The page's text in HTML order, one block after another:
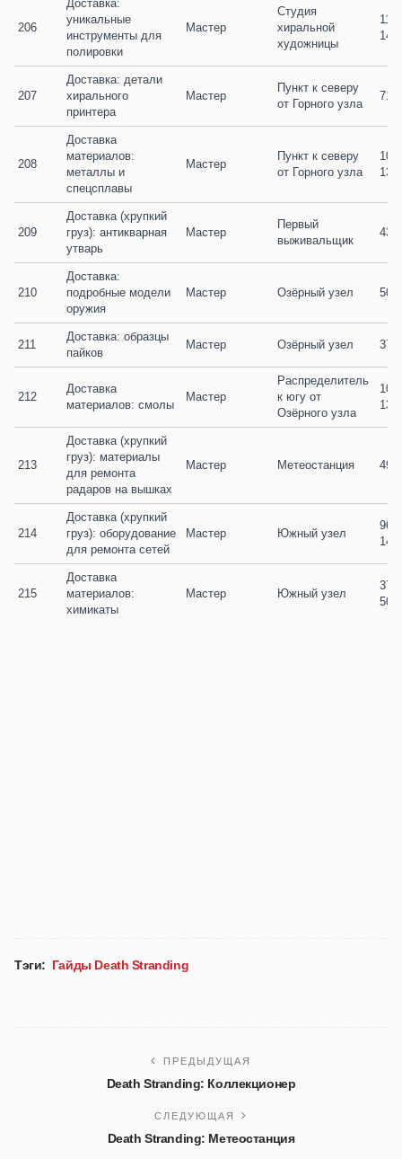
206
Доставка:
уникальные
инструменты для
полировки
Мастер
Студия
хиральной
художницы
110
140
207
Доставка: детали
хирального
принтера
Мастер
Пункт к северу
от Горного узла
71 /
208
Доставка
материалов:
металлы и
спецсплавы
Мастер
Пункт к северу
от Горного узла
101
134
209
Доставка (хрупкий
груз): антикварная
утварь
Мастер
Первый
выживальщик
43 /
210
Доставка:
подробные модели
оружия
Мастер Озёрный узел 50 /
211
Доставка: образцы
пайков
Мастер Озёрный узел 37 /
212
Доставка
материалов: смолы
Мастер
Распределитель
к югу от
Озёрного узла
101
134
213
Доставка (хрупкий
груз): материалы
для ремонта
радаров на вышках
Мастер Метеостанция 49 /
214
Доставка (хрупкий
груз): оборудование
для ремонта сетей
Мастер Южный узел
96 /
140
215
Доставка
материалов:
химикаты
Мастер Южный узел
371
504
Тэги: Гайды Death Stranding
ПРЕДЫДУЩАЯ
Death Stranding: Коллекционер
СЛЕДУЮЩАЯ
Death Stranding: Метеостанция